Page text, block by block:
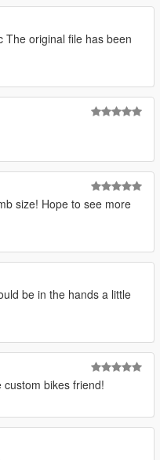
The original file has been
size! Hope to see more
be in the hands a little
bikes friend!